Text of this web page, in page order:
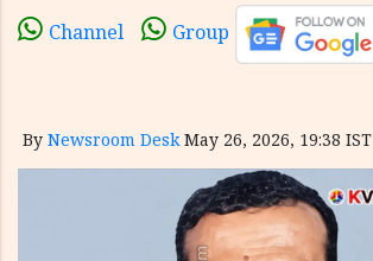
Channel Group
By Newsroom Desk May 26, 2026, 19:38 IST